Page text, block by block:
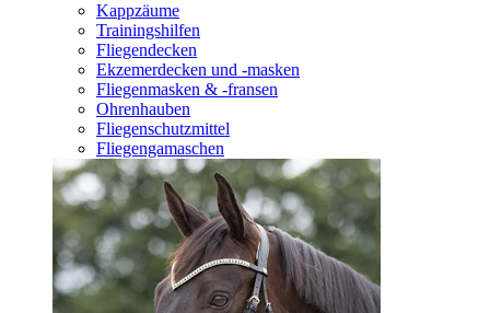
Kappzäume
Trainingshilfen
Fliegendecken
Ekzemerdecken und -masken
Fliegenmasken & -fransen
Ohrenhauben
Fliegenschutzmittel
Fliegengamaschen